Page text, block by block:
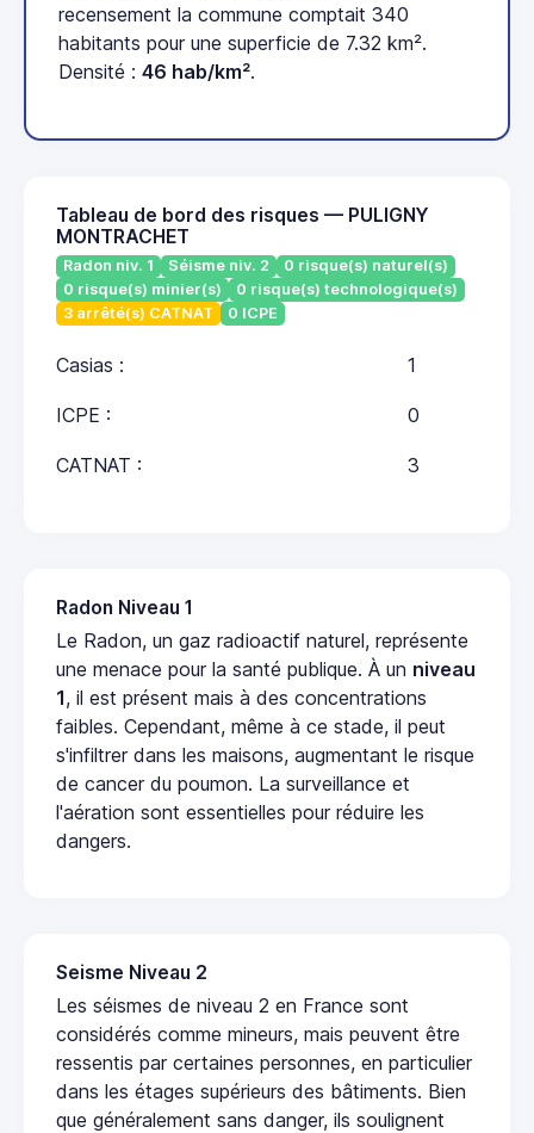
recensement la commune comptait 340
habitants pour une superficie de 7.32 km².
Densité : 46 hab/km².
Tableau de bord des risques — PULIGNY
MONTRACHET
Radon niv. 1 Séisme niv. 2
0 risque(s) naturel(s)
0 risque(s) minier(s)
0 risque(s) technologique(s)
3 arrêté(s) CATNAT
0 ICPE
Casias : 1
ICPE : 0
CATNAT : 3
Radon Niveau 1
Le Radon, un gaz radioactif naturel, représente
une menace pour la santé publique. À un niveau
1, il est présent mais à des concentrations
faibles. Cependant, même à ce stade, il peut
s'infiltrer dans les maisons, augmentant le risque
de cancer du poumon. La surveillance et
l'aération sont essentielles pour réduire les
dangers.
Seisme Niveau 2
Les séismes de niveau 2 en France sont
considérés comme mineurs, mais peuvent être
ressentis par certaines personnes, en particulier
dans les étages supérieurs des bâtiments. Bien
que généralement sans danger, ils soulignent